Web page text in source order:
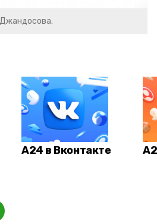
А24 в Вконтакте